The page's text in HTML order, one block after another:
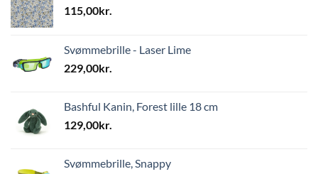
115,00kr.
Svømmebrille - Laser Lime
229,00kr.
Bashful Kanin, Forest lille 18 cm
129,00kr.
Svømmebrille, Snappy